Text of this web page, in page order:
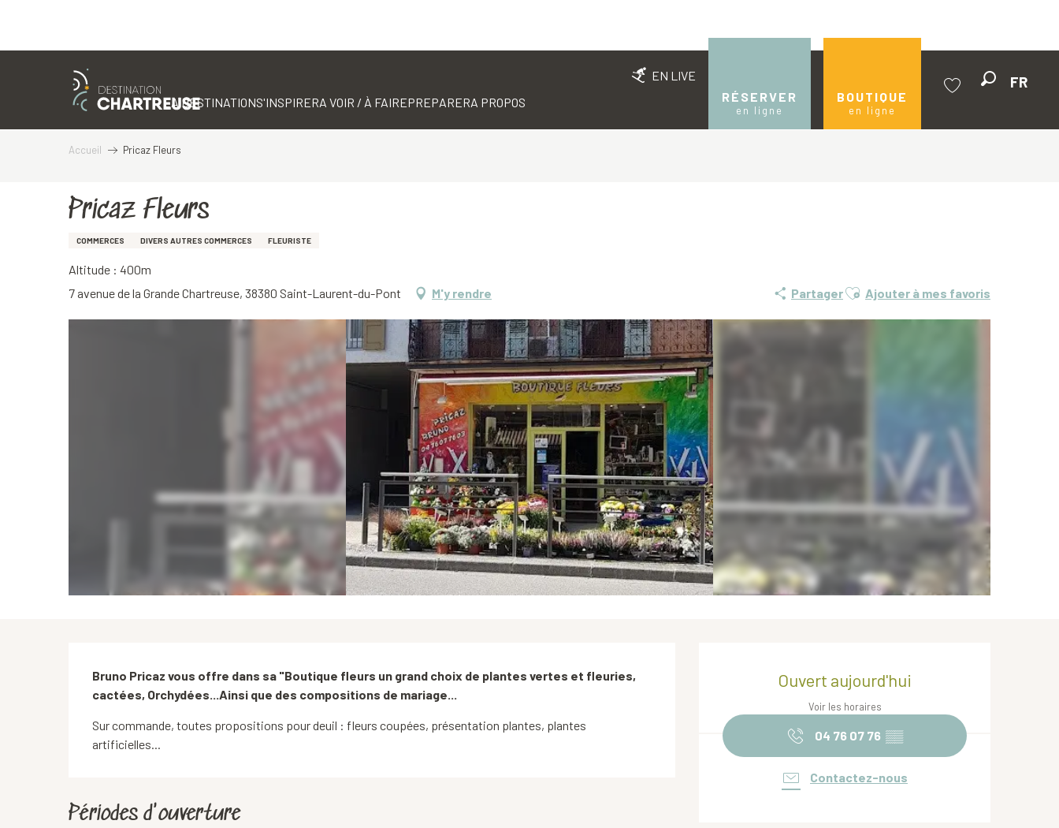
EN LIVE
RÉSERVER
en ligne
BOUTIQUE
en ligne
FR
LA DESTINATIONS'INSPIRERA VOIR / À FAIREPREPARERA PROPOS
Accueil Pricaz Fleurs
Pricaz Fleurs
COMMERCES DIVERS AUTRES COMMERCES FLEURISTE
Altitude : 400m
7 avenue de la Grande Chartreuse, 38380 Saint-Laurent-du-Pont
M'y rendre PartagerAjouter aux favoris
Ajouter à mes favoris
Ouverture et coordonnées
Ouvert aujourd'hui
Voir les horaires
04 76 07 76 ▒▒
Contactez-nous
Description
Bruno Pricaz vous offre dans sa "Boutique fleurs un grand choix de plantes vertes et fleuries,
cactées, Orchydées...Ainsi que des compositions de mariage...
Sur commande, toutes propositions pour deuil : fleurs coupées, présentation plantes, plantes
artificielles...
Périodes d'ouverture